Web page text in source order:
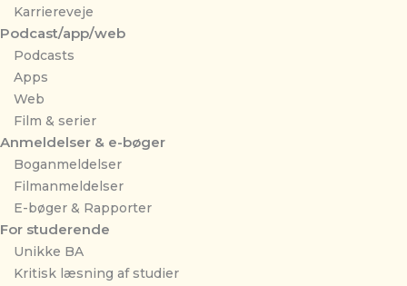
Karriereveje
Podcast/app/web
Podcasts
Apps
Web
Film & serier
Anmeldelser & e-bøger
Boganmeldelser
Filmanmeldelser
E-bøger & Rapporter
For studerende
Unikke BA
Kritisk læsning af studier